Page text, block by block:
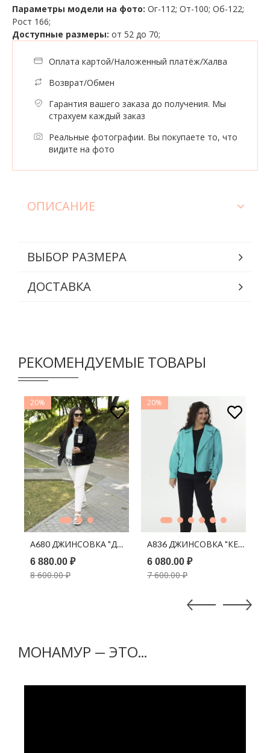
Параметры модели на фото: Ог-112; От-100; Об-122;
Рост 166;
Доступные размеры: от 52 до 70;
Оплата картой/Наложенный платёж/Халва
Возврат/Обмен
Гарантия вашего заказа до получения. Мы
страхуем каждый заказ
Реальные фотографии. Вы покупаете то, что
видите на фото
ОПИСАНИЕ
ВЫБОР РАЗМЕРА
ДОСТАВКА
РЕКОМЕНДУЕМЫЕ ТОВАРЫ
ПЕСОЧНЫЙ
20%
В КОРЗИНУ
А680 ДЖИНСОВКА "ДЖЕЙН" ЧЕРНЫЙ
6 880.00 ₽
8 600.00 ₽
20%
В КОРЗИНУ
А836 ДЖИНСОВКА "КЕНДИ"
6 080.00 ₽
7 600.00 ₽
МОНАМУР — ЭТО...